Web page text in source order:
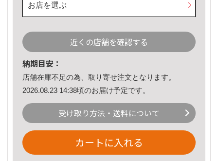
お店を選ぶ
近くの店舗を確認する
納期目安：
店舗在庫不足の為、取り寄せ注文となります。
2026.08.23 14:38頃のお届け予定です。
受け取り方法・送料について
カートに入れる